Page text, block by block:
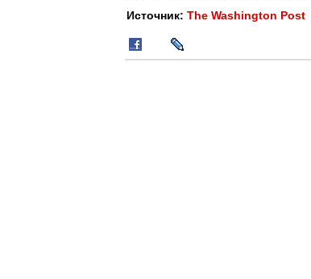
Источник: The Washington Post